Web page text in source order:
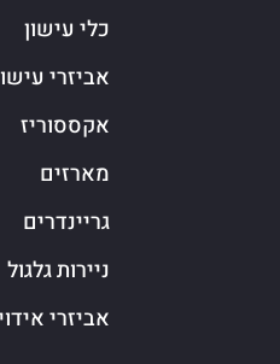
כלי עישון
אביזרי
אקססוריז
מארזים
גריינדרים
ניירות גלגול
אביזרי